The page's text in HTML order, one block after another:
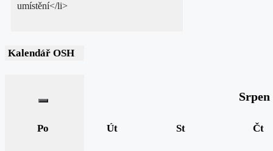
umístění</li>
Kalendář OSH
Srpen
Po Út St Čt